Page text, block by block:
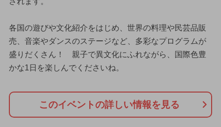
各国の遊びや文化紹介をはじめ、世界の料理や民芸品販
売、音楽やダンスのステージなど、多彩なプログラムが
盛りだくさん！ 親子で異文化にふれながら、国際色豊
かな1日を楽しんでくださいね。
このイベントの詳しい情報を見る